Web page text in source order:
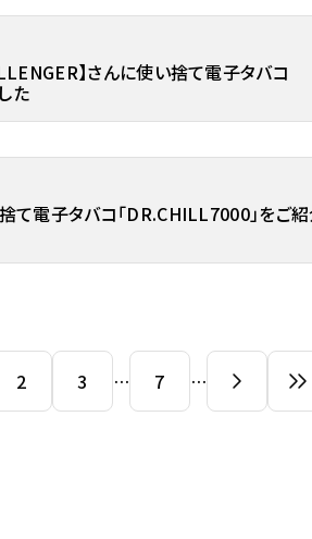
】さんに使い捨て電子タバコ
た
電子タバコ「DR.CHILL7000」をご
2 3 … 7 …